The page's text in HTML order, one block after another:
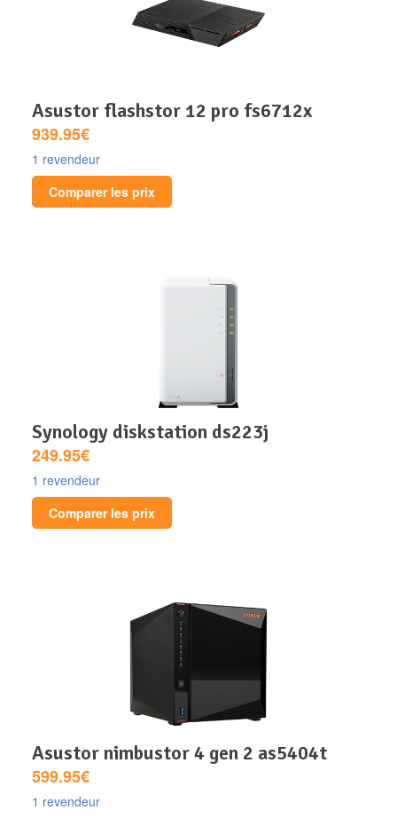
asustor flashstor 12 pro fs6712x
939.95€
1 revendeur
Comparer les prix
synology diskstation ds223j
249.95€
1 revendeur
Comparer les prix
asustor nimbustor 4 gen 2 as5404t
599.95€
1 revendeur